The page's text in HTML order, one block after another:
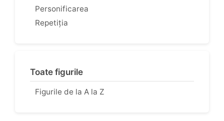
Personificarea
Repetiția
Toate figurile
Figurile de la A la Z